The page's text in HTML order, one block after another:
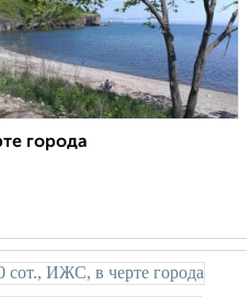
города